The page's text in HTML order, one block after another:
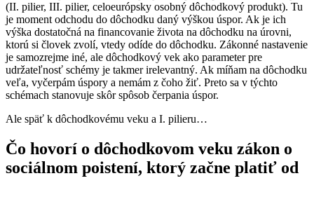
(II. pilier, III. pilier, celoeurópsky osobný dôchodkový produkt). Tu
je moment odchodu do dôchodku daný výškou úspor. Ak je ich
výška dostatočná na financovanie života na dôchodku na úrovni,
ktorú si človek zvolí, vtedy odíde do dôchodku. Zákonné nastavenie
je samozrejme iné, ale dôchodkový vek ako parameter pre
udržateľnosť schémy je takmer irelevantný. Ak míňam na dôchodku
veľa, vyčerpám úspory a nemám z čoho žiť. Preto sa v týchto
schémach stanovuje skôr spôsob čerpania úspor.
Ale späť k dôchodkovému veku a I. pilieru…
Čo hovorí o dôchodkovom veku zákon o
sociálnom poistení, ktorý začne platiť od